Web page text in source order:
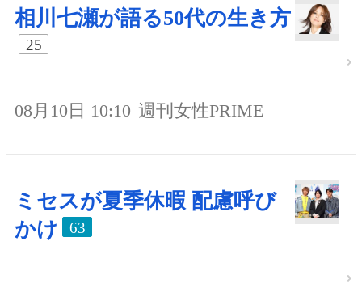
相川七瀬が語る50代の生き方
25
08月10日 10:10 週刊女性PRIME
ミセスが夏季休暇 配慮呼び
かけ
63